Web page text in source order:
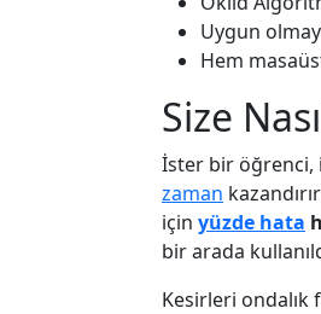
Uygun
Hem
Size
İster bir öğrenci,
zaman
için yüzde hata
bir arada
Kesirleri ondalık